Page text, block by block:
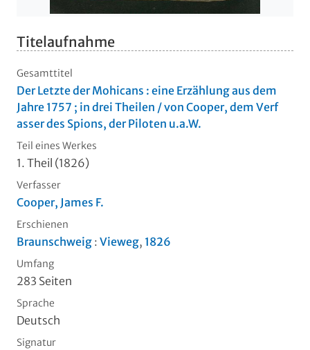
Titelaufnahme
Gesamttitel
Der Letzte der Mohicans : eine Erzählung aus dem
Jahre 1757 ; in drei Theilen / von Cooper, dem Verf
asser des Spions, der Piloten u.a.W.
Teil eines Werkes
1. Theil (1826)
Verfasser
Cooper, James F.
Erschienen
Braunschweig : Vieweg, 1826
Umfang
283 Seiten
Sprache
Deutsch
Signatur